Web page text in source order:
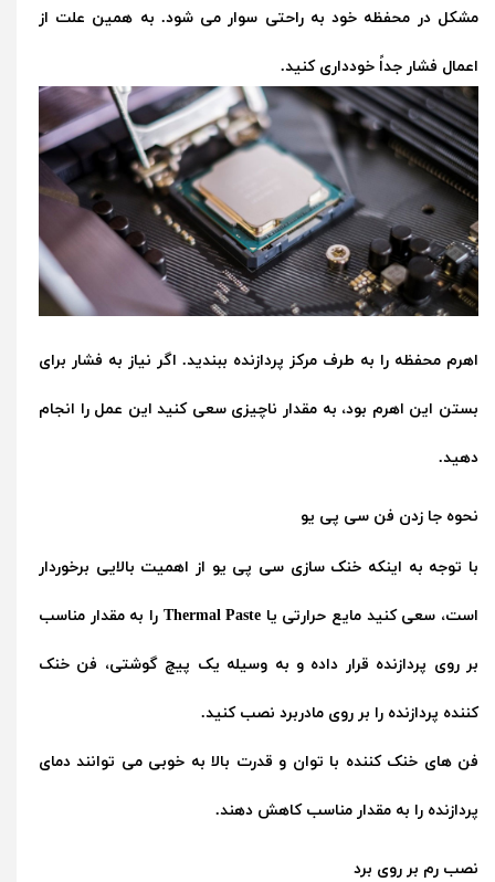
مشکل در محفظه خود به راحتی سوار می شود. به همین علت از
اعمال فشار جداً خودداری کنید.
اهرم محفظه را به طرف مرکز پردازنده ببندید. اگر نیاز به فشار برای
بستن این اهرم بود، به مقدار ناچیزی سعی کنید این عمل را انجام
دهید.
نحوه جا زدن فن سی پی یو
با توجه به اینکه خنک سازی سی پی یو از اهمیت بالایی برخوردار
است، سعی کنید مایع حرارتی یا Thermal Paste را به مقدار مناسب
بر روی پردازنده قرار داده و به وسیله یک پیچ گوشتی، فن خنک
کننده پردازنده را بر روی مادربرد نصب کنید.
فن های خنک کننده با توان و قدرت بالا به خوبی می توانند دمای
پردازنده را به مقدار مناسب کاهش دهند.
نصب رم بر روی برد